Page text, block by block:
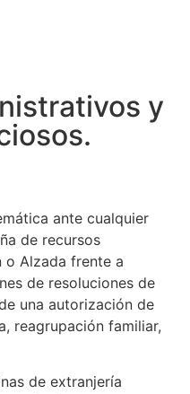
y
ante cualquier
de recursos
o Alzada frente a
de resoluciones de
una autorización de
reagrupación familiar,
de extranjería